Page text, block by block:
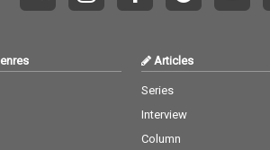
メリカ
Articles
Series
Interview
Column